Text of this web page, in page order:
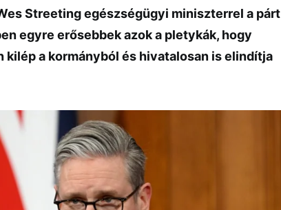
Streeting egészségügyi miniszterrel a párt
egyre erősebbek azok a pletykák, hogy
kilép a kormányból és hivatalosan is elindítja